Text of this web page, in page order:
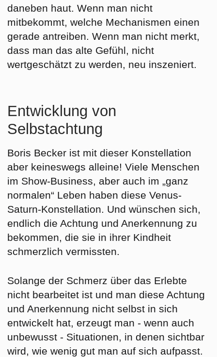
daneben haut. Wenn man nicht
mitbekommt, welche Mechanismen einen
gerade antreiben. Wenn man nicht merkt,
dass man das alte Gefühl, nicht
wertgeschätzt zu werden, neu inszeniert.
Entwicklung von
Selbstachtung
Boris Becker ist mit dieser Konstellation
aber keineswegs alleine! Viele Menschen
im Show-Business, aber auch im „ganz
normalen“ Leben haben diese Venus-
Saturn-Konstellation. Und wünschen sich,
endlich die Achtung und Anerkennung zu
bekommen, die sie in ihrer Kindheit
schmerzlich vermissten.
Solange der Schmerz über das Erlebte
nicht bearbeitet ist und man diese Achtung
und Anerkennung nicht selbst in sich
entwickelt hat, erzeugt man - wenn auch
unbewusst - Situationen, in denen sichtbar
wird, wie wenig gut man auf sich aufpasst.